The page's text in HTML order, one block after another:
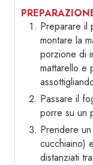
Preparare il
montare la
porzione di
mattarello e
Passare il
porre su un
Prendere
cucchiaino)
distanziati